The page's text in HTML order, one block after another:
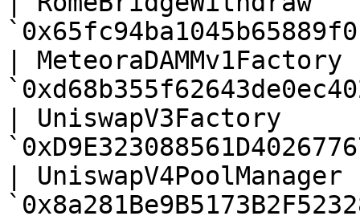
|
| UniswapV3Factory
|